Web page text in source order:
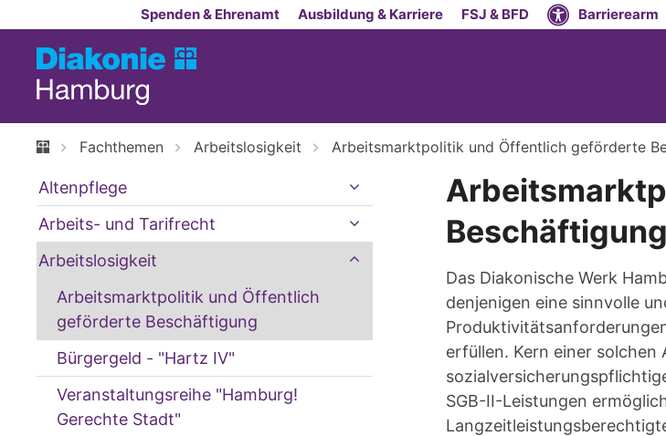
Zum Inhalt springenSpenden & Ehrenamt Ausbildung & Karriere FSJ & BFD Barrierearm
Fachthemen Arbeitslosigkeit Arbeitsmarktpolitik und Öffentlich geförderte
Beschäftigung
Das Diakonische Werk
denjenigen eine sinnvolle
erfüllen. Kern einer
SGB-II-Leistungen
Altenpflege
Arbeits- und Tarifrecht
Arbeitslosigkeit
Arbeitsmarktpolitik und Öffentlich
geförderte Beschäftigung
Bürgergeld - "Hartz IV"
Veranstaltungsreihe "Hamburg!
Gerechte Stadt"